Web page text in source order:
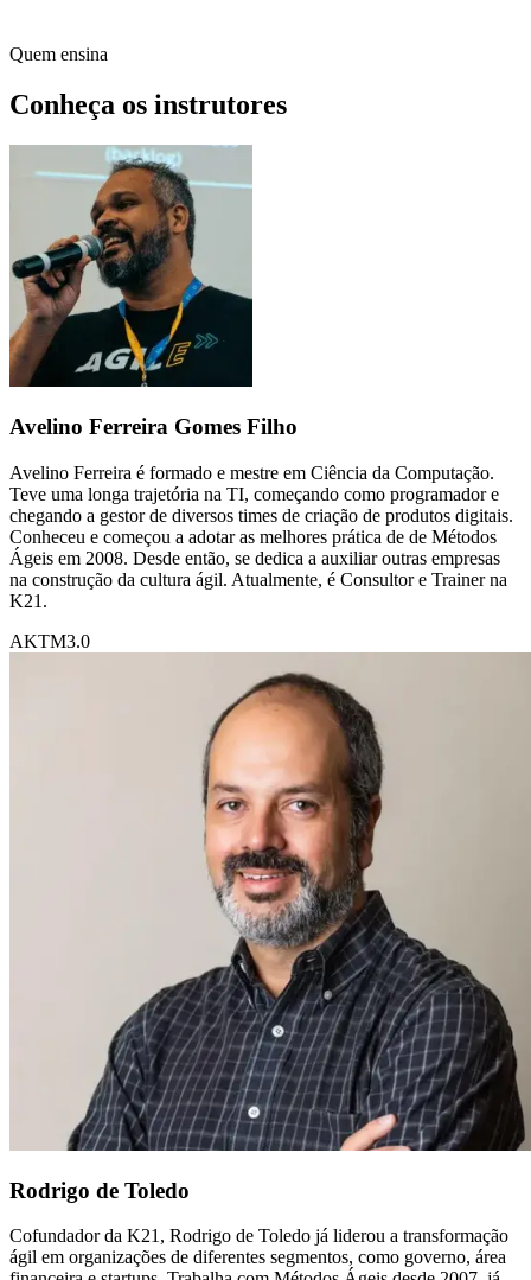
Quem ensina
Conheça os instrutores
Avelino Ferreira Gomes Filho
Avelino Ferreira é formado e mestre em Ciência da Computação.
Teve uma longa trajetória na TI, começando como programador e
chegando a gestor de diversos times de criação de produtos digitais.
Conheceu e começou a adotar as melhores prática de de Métodos
Ágeis em 2008. Desde então, se dedica a auxiliar outras empresas
na construção da cultura ágil. Atualmente, é Consultor e Trainer na
K21.
AKTM3.0
Rodrigo de Toledo
Cofundador da K21, Rodrigo de Toledo já liderou a transformação
ágil em organizações de diferentes segmentos, como governo, área